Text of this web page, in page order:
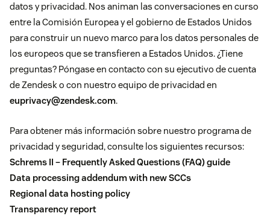
datos y privacidad. Nos animan las conversaciones en curso
entre la Comisión Europea y el gobierno de Estados Unidos
para construir un nuevo marco para los datos personales de
los europeos que se transfieren a Estados Unidos. ¿Tiene
preguntas? Póngase en contacto con su ejecutivo de cuenta
de Zendesk o con nuestro equipo de privacidad en
euprivacy@zendesk.com.
Para obtener más información sobre nuestro programa de
privacidad y seguridad, consulte los siguientes recursos:
Schrems II – Frequently Asked Questions (FAQ) guide
Data processing addendum with new SCCs
Regional data hosting policy
Transparency report